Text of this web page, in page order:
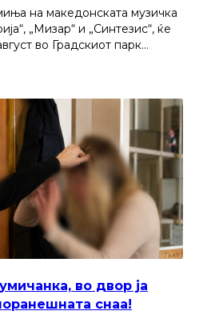
на македонската музичка
„Мизар“ и „Синтезис“, ќе
во Градскиот парк…
во двор ја
снаа!